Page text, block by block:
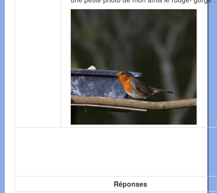
Réponses